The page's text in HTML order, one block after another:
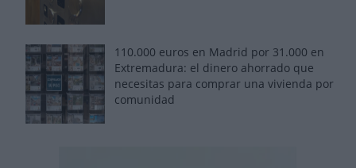
110.000 euros en Madrid por 31.000 en
Extremadura: el dinero ahorrado que
necesitas para comprar una vivienda por
comunidad